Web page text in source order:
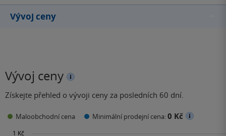
zkušeností často
zobrazoval osudy
Vývoj ceny
Vývoj ceny
Získejte přehled o vývoji ceny za posledních 60 dní.
Maloobchodní cena Minimální prodejní cena:0 Kč